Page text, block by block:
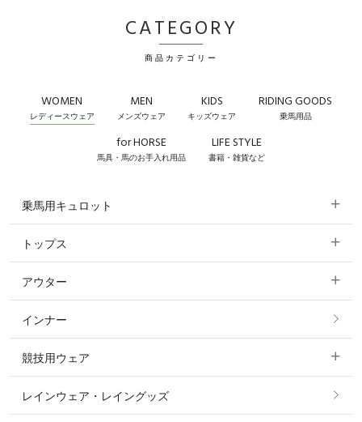
CATEGORY
商品カテゴリー
WOMEN
レディースウェア
MEN
メンズウェア
KIDS
キッズウェア
RIDING GOODS
乗馬用品
for HORSE
馬具・馬のお手入れ用品
LIFE STYLE
書籍・雑貨など
乗馬用キュロット
すべてのキュロット
フルグリップ・尻革 キュロット
ニーグリップ・膝革 キュロット
トップス
すべてのトップス
ポロシャツ
カットソー・Tシャツ・タンクトップ
アウター
すべてのアウター
コート
ジャケット・ブルゾン
インナー
競技用ウェア
すべての競技用ウェア
レインウェア・レイングッズ